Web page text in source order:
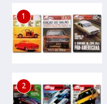
1
2